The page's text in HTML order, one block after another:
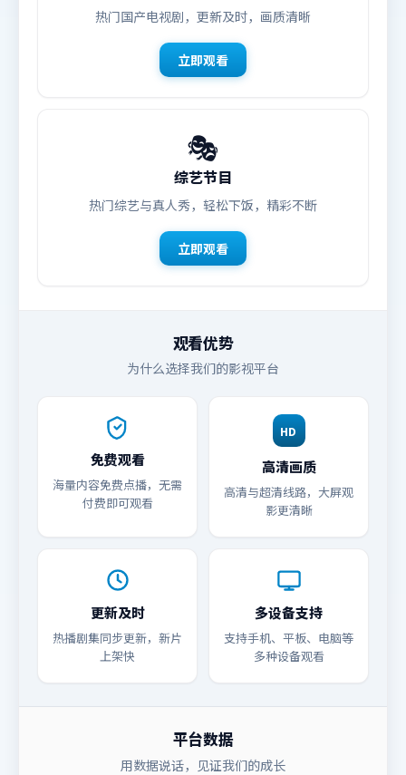
热门国产电视剧，更新及时，画质清晰
立即观看
🎭
综艺节目
热门综艺与真人秀，轻松下饭，精彩不断
立即观看
观看优势
为什么选择我们的影视平台
免费观看
海量内容免费点播，无需
付费即可观看
HD
高清画质
高清与超清线路，大屏观
影更清晰
更新及时
热播剧集同步更新，新片
上架快
多设备支持
支持手机、平板、电脑等
多种设备观看
平台数据
用数据说话，见证我们的成长